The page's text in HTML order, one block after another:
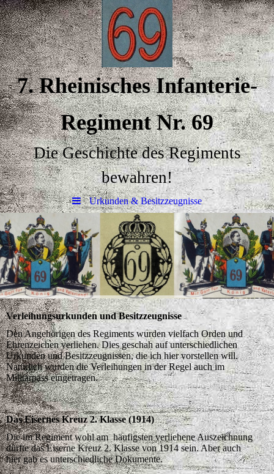
7. Rheinisches Infanterie-
Regiment Nr. 69
Die Geschichte des Regiments
bewahren!
Urkunden & Besitzzeugnisse
Verleihungsurkunden und Besitzzeugnisse
Den Angehörigen des Regiments wurden vielfach Orden und
Ehrenzeichen verliehen. Dies geschah auf unterschiedlichen
Urkunden und Besitzzeugnissen, die ich hier vorstellen will.
Natürlich wurden die Verleihungen in der Regel auch im
Militärpass eingetragen.
Das Eisernes Kreuz 2. Klasse (1914)
Die im Regiment wohl am häufigsten verliehene Auszeichnung
dürfte das Eiserne Kreuz 2. Klasse von 1914 sein. Aber auch
hier gab es unterschiedliche Dokumente.